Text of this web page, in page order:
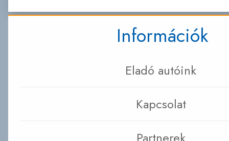
Információk
Eladó autóink
Kapcsolat